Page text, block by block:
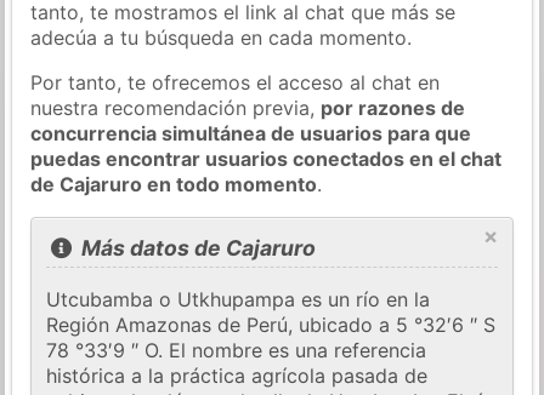
tanto, te mostramos el link al chat que más se
adecúa a tu búsqueda en cada momento.
Por tanto, te ofrecemos el acceso al chat en
nuestra recomendación previa, por razones de
concurrencia simultánea de usuarios para que
puedas encontrar usuarios conectados en el chat
de Cajaruro en todo momento.
×
Más datos de Cajaruro
Utcubamba o Utkhupampa es un río en la
Región Amazonas de Perú, ubicado a 5 °32′6 ″ S
78 °33′9 ″ O. El nombre es una referencia
histórica a la práctica agrícola pasada de